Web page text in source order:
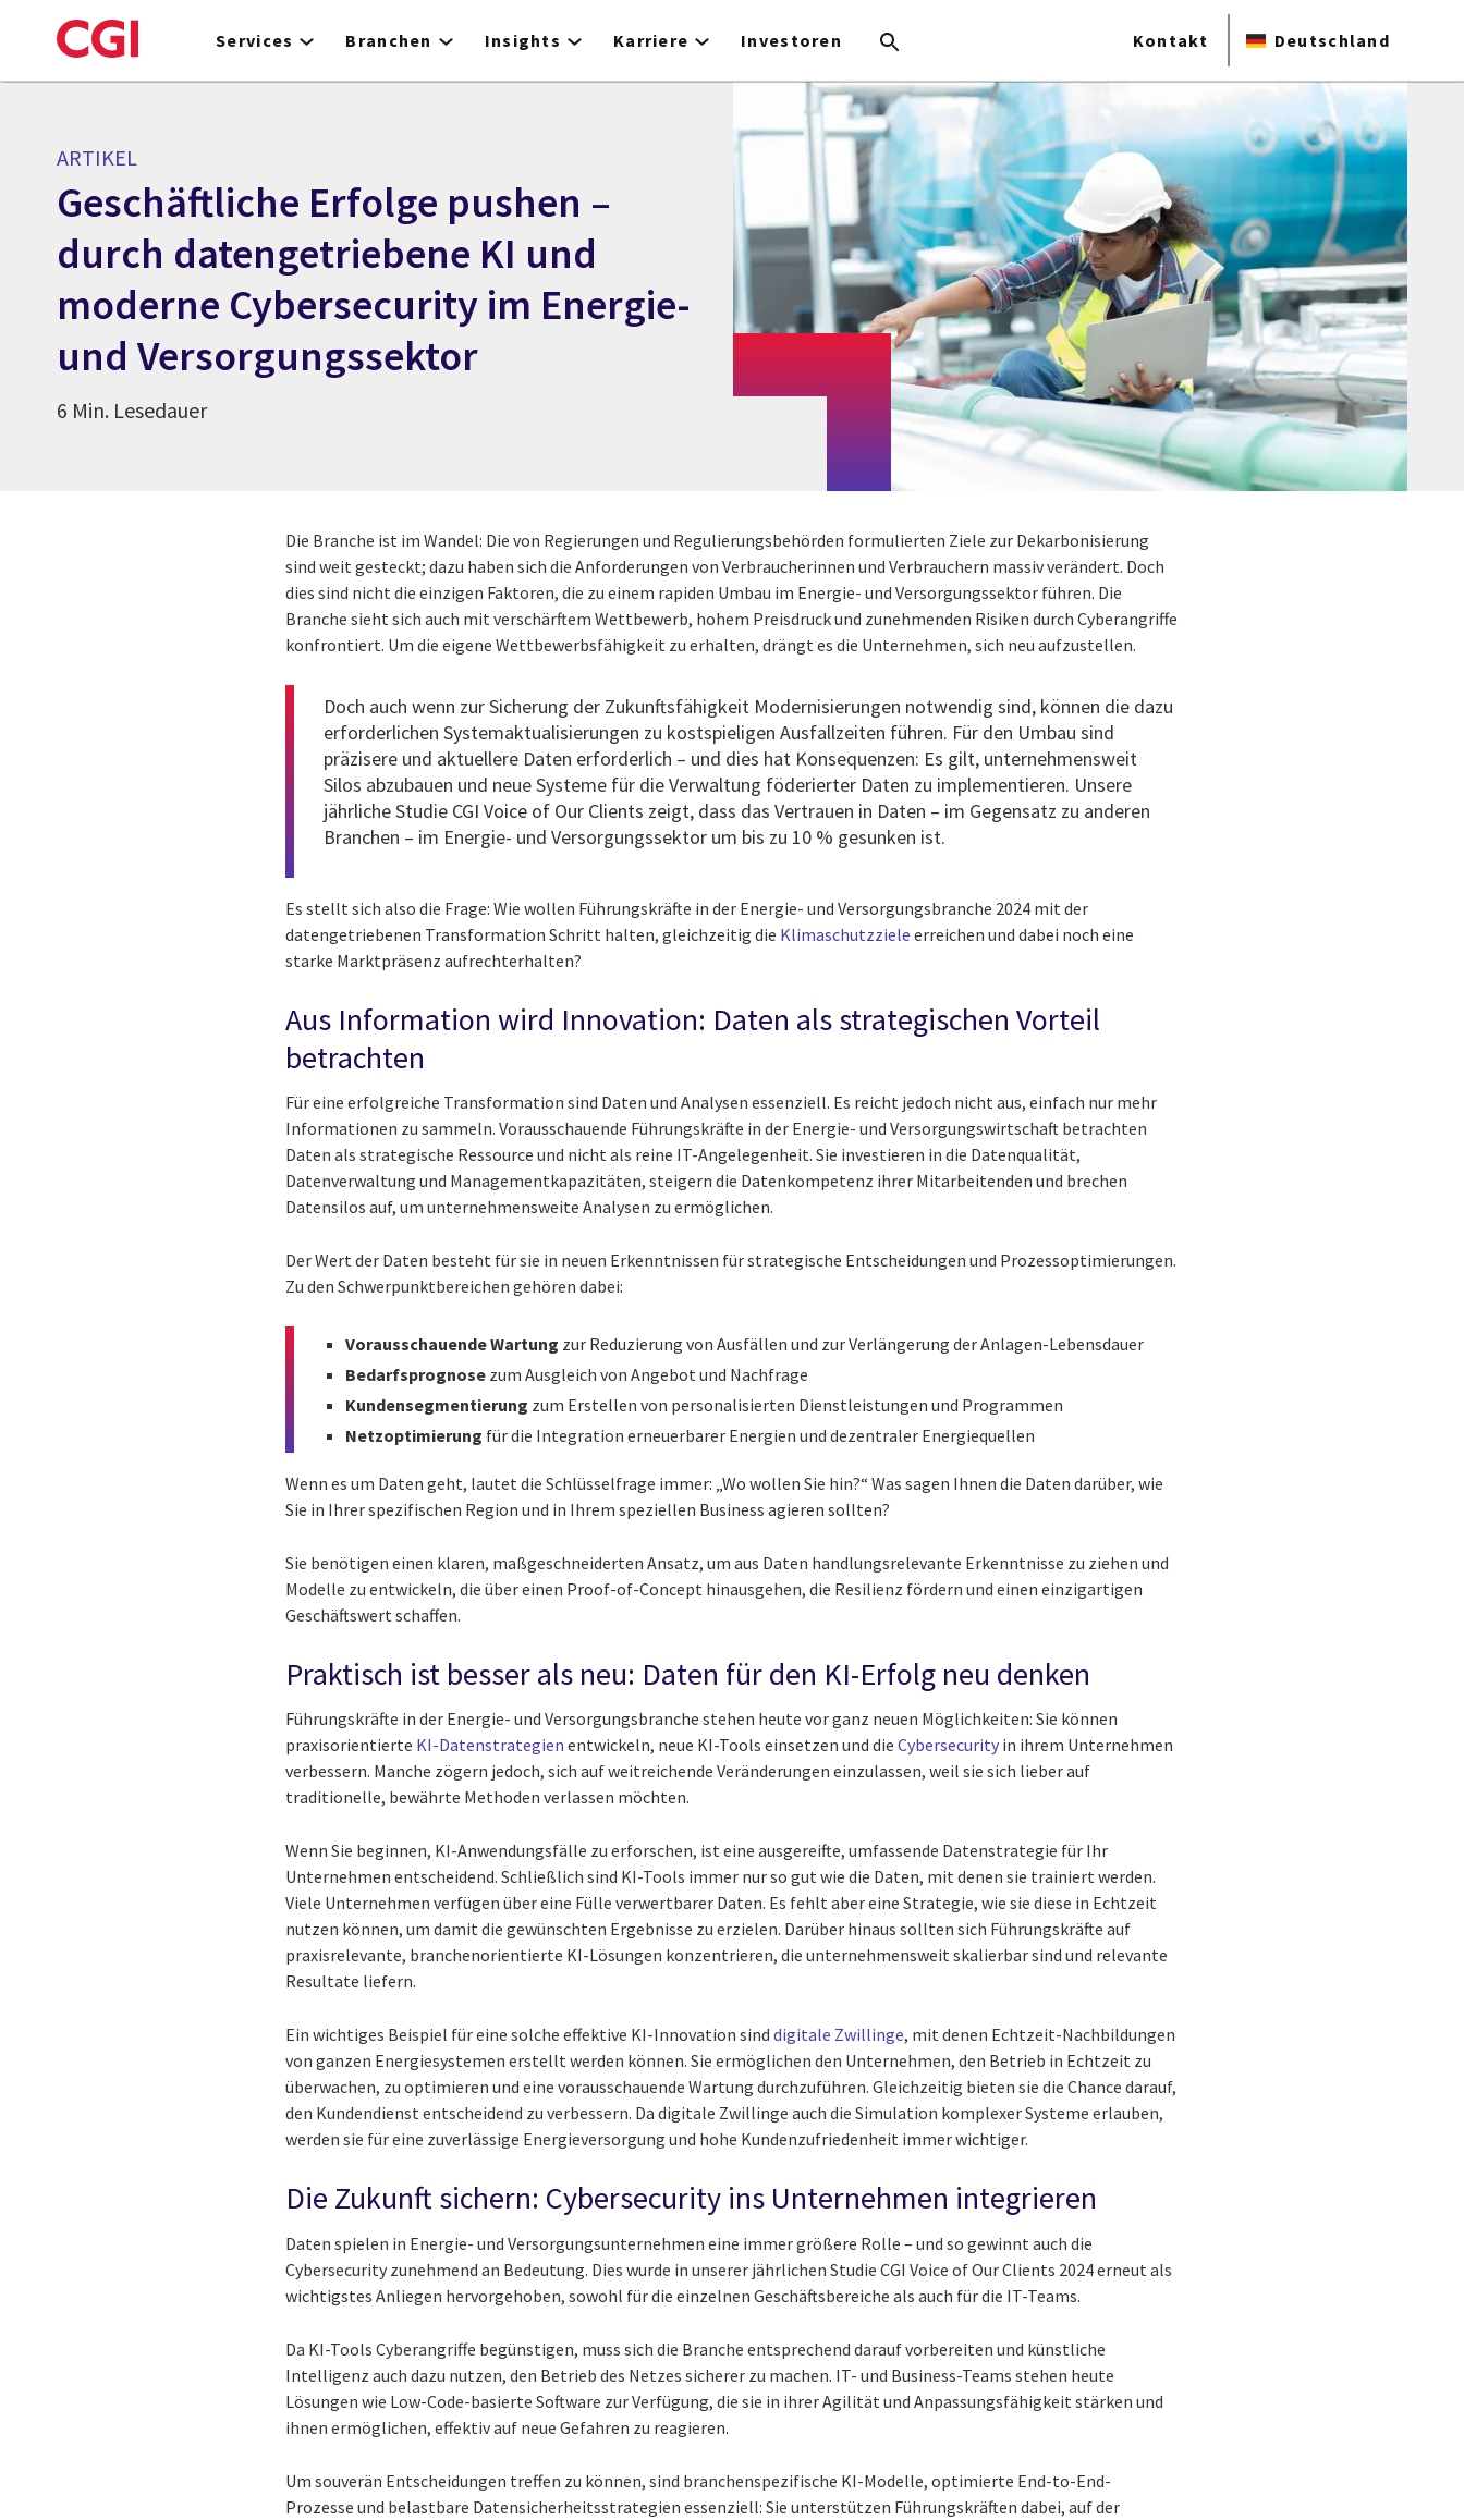
to
Services Branchen Insights Karriere Investoren Kontakt Deutschland
ARTIKEL
Geschäftliche Erfolge pushen –
durch datengetriebene KI und
moderne Cybersecurity im Energie-
und Versorgungssektor
6 Min. Lesedauer
Die Branche ist im Wandel: Die von Regierungen und Regulierungsbehörden formulierten Ziele zur Dekarbonisierung
sind weit gesteckt; dazu haben sich die Anforderungen von Verbraucherinnen und Verbrauchern massiv verändert. Doch
dies sind nicht die einzigen Faktoren, die zu einem rapiden Umbau im Energie- und Versorgungssektor führen. Die
Branche sieht sich auch mit verschärftem Wettbewerb, hohem Preisdruck und zunehmenden Risiken durch Cyberangriffe
konfrontiert. Um die eigene Wettbewerbsfähigkeit zu erhalten, drängt es die Unternehmen, sich neu aufzustellen.
Doch auch wenn zur Sicherung der Zukunftsfähigkeit Modernisierungen notwendig sind, können die dazu
erforderlichen Systemaktualisierungen zu kostspieligen Ausfallzeiten führen. Für den Umbau sind
präzisere und aktuellere Daten erforderlich – und dies hat Konsequenzen: Es gilt, unternehmensweit
Silos abzubauen und neue Systeme für die Verwaltung föderierter Daten zu implementieren. Unsere
jährliche Studie CGI Voice of Our Clients zeigt, dass das Vertrauen in Daten – im Gegensatz zu anderen
Branchen – im Energie- und Versorgungssektor um bis zu 10 % gesunken ist.
Es stellt sich also die Frage: Wie wollen Führungskräfte in der Energie- und Versorgungsbranche 2024 mit der
datengetriebenen Transformation Schritt halten, gleichzeitig die Klimaschutzziele erreichen und dabei noch eine
starke Marktpräsenz aufrechterhalten?
Aus Information wird Innovation: Daten als strategischen Vorteil
betrachten
Für eine erfolgreiche Transformation sind Daten und Analysen essenziell. Es reicht jedoch nicht aus, einfach nur mehr
Informationen zu sammeln. Vorausschauende Führungskräfte in der Energie- und Versorgungswirtschaft betrachten
Daten als strategische Ressource und nicht als reine IT-Angelegenheit. Sie investieren in die Datenqualität,
Datenverwaltung und Managementkapazitäten, steigern die Datenkompetenz ihrer Mitarbeitenden und brechen
Datensilos auf, um unternehmensweite Analysen zu ermöglichen.
Der Wert der Daten besteht für sie in neuen Erkenntnissen für strategische Entscheidungen und Prozessoptimierungen.
Zu den Schwerpunktbereichen gehören dabei:
Vorausschauende Wartung zur Reduzierung von Ausfällen und zur Verlängerung der Anlagen-Lebensdauer
Bedarfsprognose zum Ausgleich von Angebot und Nachfrage
Kundensegmentierung zum Erstellen von personalisierten Dienstleistungen und Programmen
Netzoptimierung für die Integration erneuerbarer Energien und dezentraler Energiequellen
Wenn es um Daten geht, lautet die Schlüsselfrage immer: „Wo wollen Sie hin?“ Was sagen Ihnen die Daten darüber, wie
Sie in Ihrer spezifischen Region und in Ihrem speziellen Business agieren sollten?
Sie benötigen einen klaren, maßgeschneiderten Ansatz, um aus Daten handlungsrelevante Erkenntnisse zu ziehen und
Modelle zu entwickeln, die über einen Proof-of-Concept hinausgehen, die Resilienz fördern und einen einzigartigen
Geschäftswert schaffen.
Praktisch ist besser als neu: Daten für den KI-Erfolg neu denken
Führungskräfte in der Energie- und Versorgungsbranche stehen heute vor ganz neuen Möglichkeiten: Sie können
praxisorientierte KI-Datenstrategien entwickeln, neue KI-Tools einsetzen und dieCybersecurity in ihrem Unternehmen
verbessern. Manche zögern jedoch, sich auf weitreichende Veränderungen einzulassen, weil sie sich lieber auf
traditionelle, bewährte Methoden verlassen möchten.
Wenn Sie beginnen, KI-Anwendungsfälle zu erforschen, ist eine ausgereifte, umfassende Datenstrategie für Ihr
Unternehmen entscheidend. Schließlich sind KI-Tools immer nur so gut wie die Daten, mit denen sie trainiert werden.
Viele Unternehmen verfügen über eine Fülle verwertbarer Daten. Es fehlt aber eine Strategie, wie sie diese in Echtzeit
nutzen können, um damit die gewünschten Ergebnisse zu erzielen. Darüber hinaus sollten sich Führungskräfte auf
praxisrelevante, branchenorientierte KI-Lösungen konzentrieren, die unternehmensweit skalierbar sind und relevante
Resultate liefern.
Ein wichtiges Beispiel für eine solche effektive KI-Innovation sinddigitale Zwillinge, mit denen Echtzeit-Nachbildungen
von ganzen Energiesystemen erstellt werden können. Sie ermöglichen den Unternehmen, den Betrieb in Echtzeit zu
überwachen, zu optimieren und eine vorausschauende Wartung durchzuführen. Gleichzeitig bieten sie die Chance darauf,
den Kundendienst entscheidend zu verbessern. Da digitale Zwillinge auch die Simulation komplexer Systeme erlauben,
werden sie für eine zuverlässige Energieversorgung und hohe Kundenzufriedenheit immer wichtiger.
Die Zukunft sichern: Cybersecurity ins Unternehmen integrieren
Daten spielen in Energie- und Versorgungsunternehmen eine immer größere Rolle – und so gewinnt auch die
Cybersecurity zunehmend an Bedeutung. Dies wurde in unserer jährlichen Studie CGI Voice of Our Clients 2024 erneut als
wichtigstes Anliegen hervorgehoben, sowohl für die einzelnen Geschäftsbereiche als auch für die IT-Teams.
Da KI-Tools Cyberangriffe begünstigen, muss sich die Branche entsprechend darauf vorbereiten und künstliche
Intelligenz auch dazu nutzen, den Betrieb des Netzes sicherer zu machen. IT- und Business-Teams stehen heute
Lösungen wie Low-Code-basierte Software zur Verfügung, die sie in ihrer Agilität und Anpassungsfähigkeit stärken und
ihnen ermöglichen, effektiv auf neue Gefahren zu reagieren.
Um souverän Entscheidungen treffen zu können, sind branchenspezifische KI-Modelle, optimierte End-to-End-
Prozesse und belastbare Datensicherheitsstrategien essenziell: Sie unterstützen Führungskräften dabei, auf der